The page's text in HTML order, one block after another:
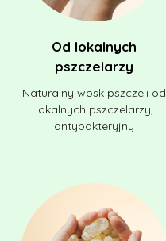
Od lokalnych
pszczelarzy
Naturalny wosk pszczeli od
lokalnych pszczelarzy,
antybakteryjny